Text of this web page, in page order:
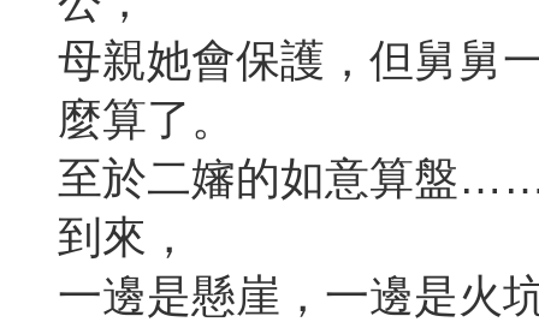
母親她會保護，但舅舅
麼算了。
至於二嬸的如意算盤
到來，
一邊是懸崖，一邊是火